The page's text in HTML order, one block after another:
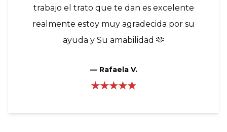
trabajo el trato que te dan es excelente
realmente estoy muy agradecida por su
ayuda y Su amabilidad 🫶
— Rafaela V.
★★★★★